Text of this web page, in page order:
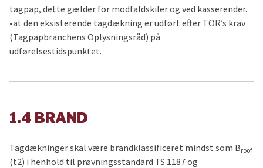
tagpap, dette gælder for modfaldskiler og ved kasserender.
•at den eksisterende tagdækning er udført efter TOR’s krav
(Tagpapbranchens Oplysningsråd) på
udførelsestidspunktet.
1.4 BRAND
Tagdækninger skal være brandklassificeret mindst som Broof
(t2) i henhold til prøvningsstandard TS 1187 og